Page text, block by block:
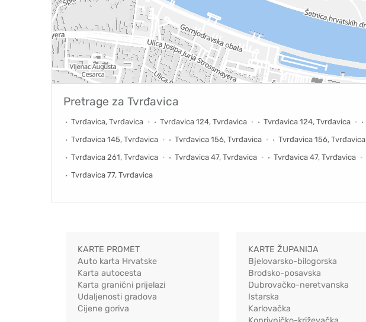
Pretrage za Tvrđavica
Tvrđavica, Tvrđavica Tvrđavica 124, Tvrđavica Tvrđavica 124, Tvrđavica
Tvrđavica 145, Tvrđavica
Tvrđavica 156, Tvrđavica Tvrđavica 156, Tvrđavica
Tvrđavica 261, Tvrđavica
Tvrđavica 47, Tvrđavica Tvrđavica 47, Tvrđavica
Tvrđavica 77, Tvrđavica
KARTE PROMET
Auto karta Hrvatske
Karta autocesta
Karta granični prijelazi
Udaljenosti gradova
Cijene goriva
KARTE ŽUPANIJA
Bjelovarsko-bilogorska
Brodsko-posavska
Dubrovačko-neretvanska
Istarska
Karlovačka